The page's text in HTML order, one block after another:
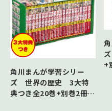
角川まんが学習シリー
ズ 世界の歴史 3大特
典つき全20巻+別巻2冊セ
+